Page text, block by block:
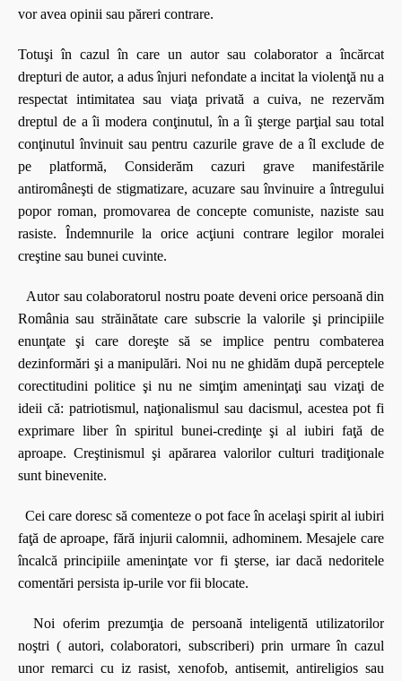
vor avea opinii sau păreri contrare.
Totuşi în cazul în care un autor sau colaborator a încărcat
drepturi de autor, a adus înjuri nefondate a incitat la violenţă nu a
respectat intimitatea sau viaţa privată a cuiva, ne rezervăm
dreptul de a îi modera conţinutul, în a îi şterge parţial sau total
conţinutul învinuit sau pentru cazurile grave de a îl exclude de
pe platformă, Considerăm cazuri grave manifestările
antiromâneşti de stigmatizare, acuzare sau învinuire a întregului
popor roman, promovarea de concepte comuniste, naziste sau
rasiste. Îndemnurile la orice acţiuni contrare legilor moralei
creştine sau bunei cuvinte.
Autor sau colaboratorul nostru poate deveni orice persoană din
România sau străinătate care subscrie la valorile şi principiile
enunţate şi care doreşte să se implice pentru combaterea
dezinformări şi a manipulări. Noi nu ne ghidăm după perceptele
corectitudini politice şi nu ne simţim ameninţaţi sau vizaţi de
ideii că: patriotismul, naţionalismul sau dacismul, acestea pot fi
exprimare liber în spiritul bunei-credinţe şi al iubiri faţă de
aproape. Creştinismul şi apărarea valorilor culturi tradiţionale
sunt binevenite.
Cei care doresc să comenteze o pot face în acelaşi spirit al iubiri
faţă de aproape, fără injurii calomnii, adhominem. Mesajele care
încalcă principiile ameninţate vor fi şterse, iar dacă nedoritele
comentări persista ip-urile vor fii blocate.
Noi oferim prezumţia de persoană inteligentă utilizatorilor
noştri ( autori, colaboratori, subscriberi) prin urmare în cazul
unor remarci cu iz rasist, xenofob, antisemit, antireligios sau